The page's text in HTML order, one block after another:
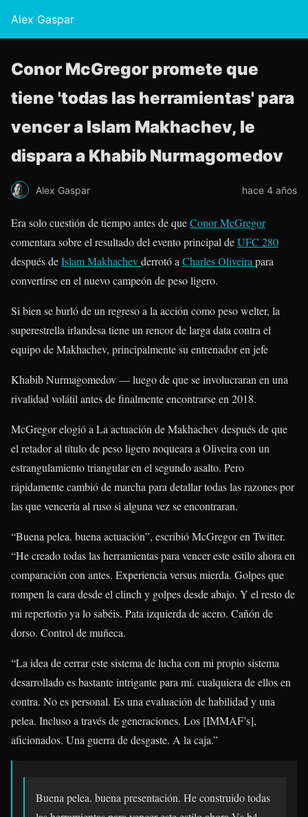
Alex Gaspar
Conor McGregor promete que
tiene 'todas las herramientas' para
vencer a Islam Makhachev, le
dispara a Khabib Nurmagomedov
Alex Gaspar hace 4 años
Era solo cuestión de tiempo antes de queConor McGregor
comentara sobre el resultado del evento principal deUFC 280
después deIslam Makhachevderrotó a Charles Oliveira para
convertirse en el nuevo campeón de peso ligero.
Si bien se burló de un regreso a la acción como peso welter, la
superestrella irlandesa tiene un rencor de larga data contra el
equipo de Makhachev, principalmente su entrenador en jefe
Khabib Nurmagomedov — luego de que se involucraran en una
rivalidad volátil antes de finalmente encontrarse en 2018.
McGregor elogió a La actuación de Makhachev después de que
el retador al título de peso ligero noqueara a Oliveira con un
estrangulamiento triangular en el segundo asalto. Pero
rápidamente cambió de marcha para detallar todas las razones por
las que vencería al ruso si alguna vez se encontraran.
“Buena pelea. buena actuación”, escribió McGregor en Twitter.
“He creado todas las herramientas para vencer este estilo ahora en
comparación con antes. Experiencia versus mierda. Golpes que
rompen la cara desde el clinch y golpes desde abajo. Y el resto de
mi repertorio ya lo sabéis. Pata izquierda de acero. Cañón de
dorso. Control de muñeca.
“La idea de cerrar este sistema de lucha con mi propio sistema
desarrollado es bastante intrigante para mí. cualquiera de ellos en
contra. No es personal. Es una evaluación de habilidad y una
pelea. Incluso a través de generaciones. Los [IMMAF’s],
aficionados. Una guerra de desgaste. A la caja.”
Buena pelea. buena presentación. He construido todas